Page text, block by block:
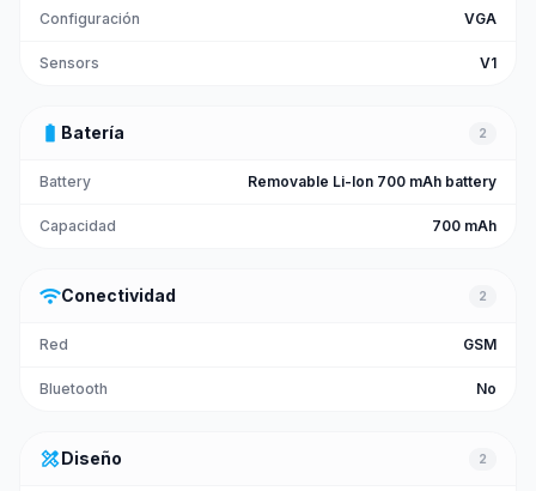
Configuración VGA
Sensors V1
battery_full Batería 2
Battery Removable Li-Ion 700 mAh battery
Capacidad 700 mAh
wifiConectividad 2
Red GSM
Bluetooth No
design_servicesDiseño 2